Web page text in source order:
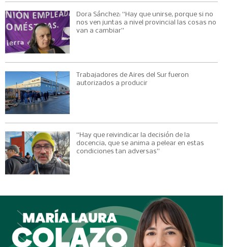
Dora Sánchez: “Hay que unirse, porque si no
nos ven juntas a nivel provincial las cosas no
van a cambiar”
Trabajadores de Aires del Sur fueron
autorizados a producir
“Hay que reivindicar la decisión de la
docencia, que se anima a pelear en estas
condiciones tan adversas”